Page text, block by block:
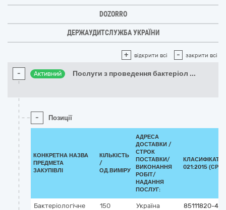
DOZORRO
ДЕРЖАУДИТСЛУЖБА УКРАЇНИ
+ відкрити всі - закрити всі
- Активний Послуги з проведення бактеріол ...
- Позиції
КОНКРЕТНА НАЗВА
ПРЕДМЕТА
ЗАКУПІВЛІ
КІЛЬКІСТЬ
/
ОД.ВИМІРУ
АДРЕСА
ДОСТАВКИ /
СТРОК
ПОСТАВКИ/
ВИКОНАННЯ
РОБІТ/
НАДАННЯ
ПОСЛУГ:
021:2015 (CPV)
Бактеріологічне
150
Україна
85111820-4